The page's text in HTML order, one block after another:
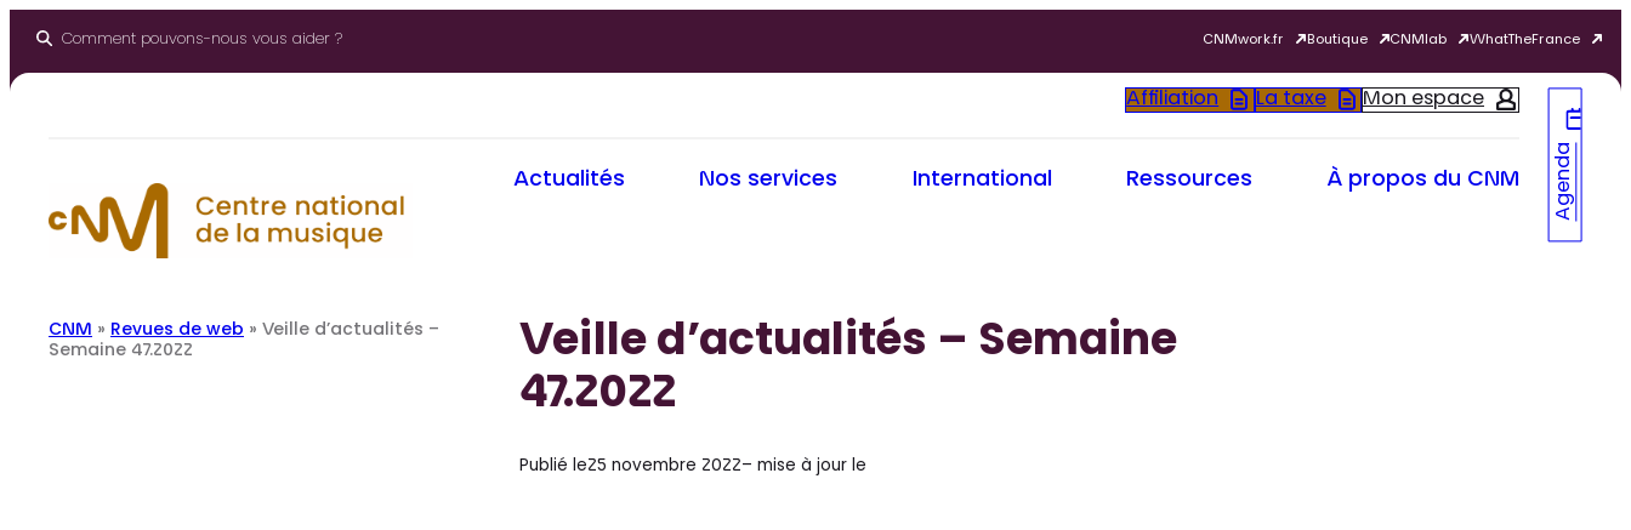
Comment pouvons-nous vous aider ? CNMwork.fr Boutique CNMlab WhatTheFrance
Affiliation La taxe Mon espace
Actualités Nos services International Ressources À propos du CNM Agenda
CNM » Revues de web » Veille d’actualités –
Semaine 47.2022
Veille d’actualités – Semaine
47.2022
Publié le25 novembre 2022– mise à jour le